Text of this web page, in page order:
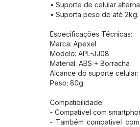
• Suporte de celular
• Suporta peso de até 2kg.
Especificações Técnicas:
Marca: Apexel
Modelo: APL-JJ08
Material: ABS + Borracha
Alcance do suporte
Peso: 80g
Compatibilidade:
- Compatível com
- Também compatível